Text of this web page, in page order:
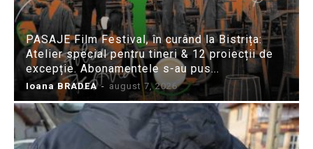
PASAJE Film Festival, în curând la Bistrița:
Atelier special pentru tineri & 12 proiecții de
excepție. Abonamentele s-au pus...
Ioana BRADEA - august 7, 2026